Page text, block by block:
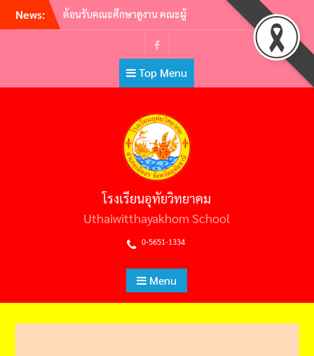
Skip
to
News:
พิธีถวายราชสักการะวันพ่อขุน
รามคำแหงมหาราช และวัน
ยุทธหัตถีสมเด็จพระนเรศวร
กิจกรรม มุทิตาจิต แด่ครูผู้
กิจกรรมอ.ท.ว. เกมส์ (U.T.W.
วันไหว้ครู ประจำปีการศึกษา
Top Menu
โรงเรียนอุทัยวิทยาคม
Uthaiwitthayakhom School
0-5651-1334
Menu